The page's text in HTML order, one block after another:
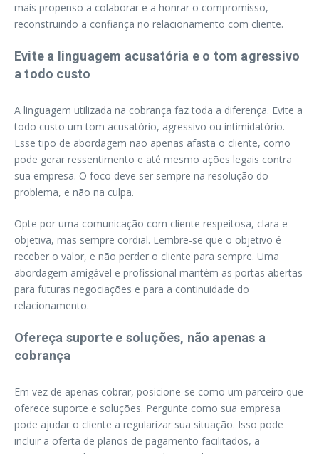
mais propenso a colaborar e a honrar o compromisso,
reconstruindo a confiança no relacionamento com cliente.
Evite a linguagem acusatória e o tom agressivo
a todo custo
A linguagem utilizada na cobrança faz toda a diferença. Evite a
todo custo um tom acusatório, agressivo ou intimidatório.
Esse tipo de abordagem não apenas afasta o cliente, como
pode gerar ressentimento e até mesmo ações legais contra
sua empresa. O foco deve ser sempre na resolução do
problema, e não na culpa.
Opte por uma comunicação com cliente respeitosa, clara e
objetiva, mas sempre cordial. Lembre-se que o objetivo é
receber o valor, e não perder o cliente para sempre. Uma
abordagem amigável e profissional mantém as portas abertas
para futuras negociações e para a continuidade do
relacionamento.
Ofereça suporte e soluções, não apenas a
cobrança
Em vez de apenas cobrar, posicione-se como um parceiro que
oferece suporte e soluções. Pergunte como sua empresa
pode ajudar o cliente a regularizar sua situação. Isso pode
incluir a oferta de planos de pagamento facilitados, a